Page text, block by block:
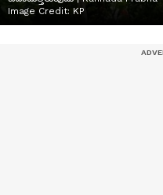
Image Credit: KP